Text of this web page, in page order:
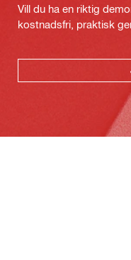
Vill du ha en riktig
kostnadsfri, praktisk